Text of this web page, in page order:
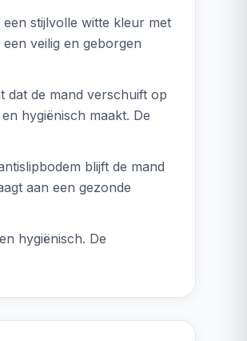
stijlvolle witte kleur met
veilig en geborgen
dat de mand verschuift op
hygiënisch maakt. De
blijft de mand
aan een gezonde
hygiënisch. De